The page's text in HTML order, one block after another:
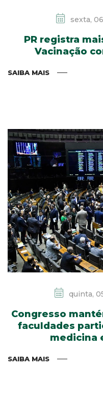
sexta,
PR registra
Vacinação
SAIBA MAIS
quinta,
Congresso
faculdades
medicina
SAIBA MAIS